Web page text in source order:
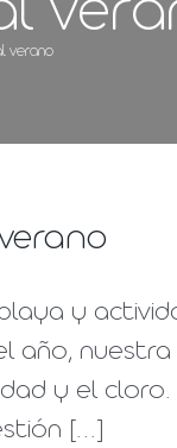
verano
y
año, nuestra
y el
[...]